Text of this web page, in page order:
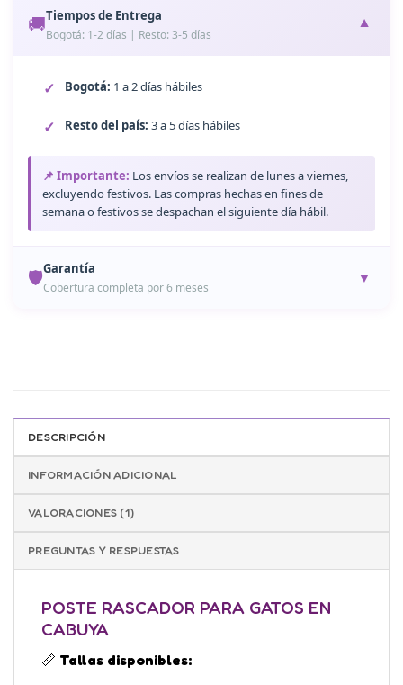
🚚Tiempos de Entrega
Bogotá: 1-2 días | Resto: 3-5 días ▼
Bogotá: 1 a 2 días hábiles
Resto del país: 3 a 5 días hábiles
📌 Importante: Los envíos se realizan de lunes a viernes,
excluyendo festivos. Las compras hechas en fines de
semana o festivos se despachan el siguiente día hábil.
🛡️Garantía
Cobertura completa por 6 meses
▼
ventas@orionshop.com.co o al +57 320 981 9633
DESCRIPCIÓN
INFORMACIÓN ADICIONAL
VALORACIONES (1)
PREGUNTAS Y RESPUESTAS
POSTE RASCADOR PARA GATOS EN
CABUYA
📏 Tallas disponibles: